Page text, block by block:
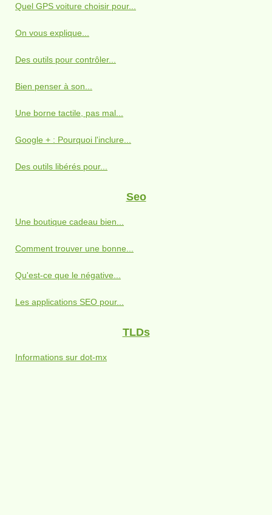
Quel GPS voiture choisir pour...
On vous explique...
Des outils pour contrôler...
Bien penser à son...
Une borne tactile, pas mal...
Google + : Pourquoi l'inclure...
Des outils libérés pour...
Seo
Une boutique cadeau bien...
Comment trouver une bonne...
Qu'est-ce que le négative...
Les applications SEO pour...
TLDs
Informations sur dot-mx